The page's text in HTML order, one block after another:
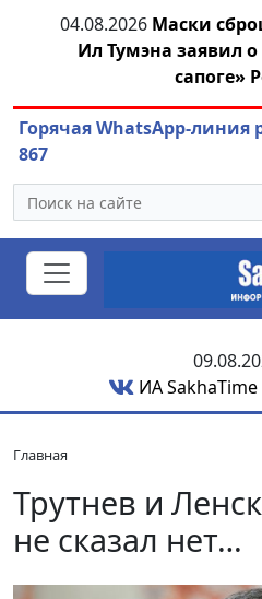
04.08.2026 Маски
Ил Тумэна заявил
сапоге»
Горячая WhatsApp-линия
867
ИА
Главная
Трутнев и
не сказал нет…